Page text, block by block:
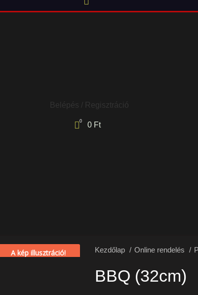
Belépés / Regisztráció
0 0 Ft
A kép illusztráció! Kezdőlap Online rendelés
BBQ (32cm)